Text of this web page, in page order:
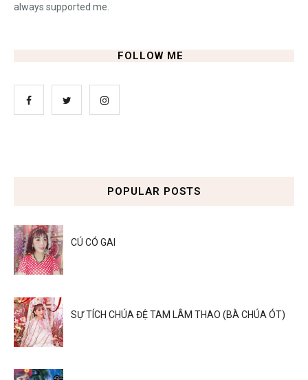
always supported me.
FOLLOW ME
POPULAR POSTS
CÚ CÓ GAI
SỰ TÍCH CHÚA ĐỆ TAM LÂM THAO (BÀ CHÚA ÓT)